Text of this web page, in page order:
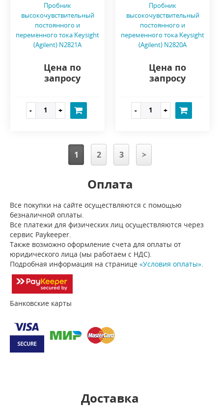
Пробник
высокочувствительный
постоянного и
переменного тока Keysight
(Agilent) N2821A
Цена по
запросу
Пробник
высокочувствительный
постоянного и
переменного тока Keysight
(Agilent) N2820A
Цена по
запросу
1 2 3 >
Оплата
Все покупки на сайте осуществляются с помощью
безналичной оплаты.
Все платежи для физических лиц осуществляются через
сервис Paykeeper.
Также возможно оформление счета для оплаты от
юридического лица (мы работаем с НДС).
Подробная информация на странице «Условия оплаты»
Банковские карты
Доставка